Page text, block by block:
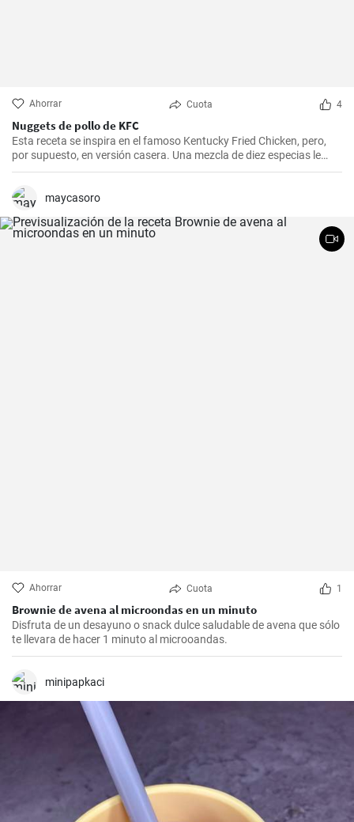
Ahorrar Cuota 4
Nuggets de pollo de KFC
Esta receta se inspira en el famoso Kentucky Fried Chicken, pero,
por supuesto, en versión casera. Una mezcla de diez especias le
añade el sabor original.
maycasoro
Ahorrar Cuota 1
Brownie de avena al microondas en un minuto
Disfruta de un desayuno o snack dulce saludable de avena que sólo
te llevara de hacer 1 minuto al microoandas.
minipapkaci